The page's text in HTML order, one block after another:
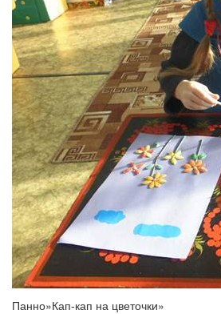
Панно»Кап-кап на цветочки»